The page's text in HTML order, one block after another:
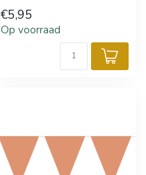
€5,95
Op voorraad